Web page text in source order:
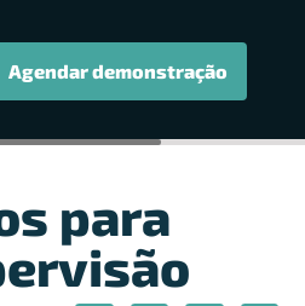
Agendar demonstração
para